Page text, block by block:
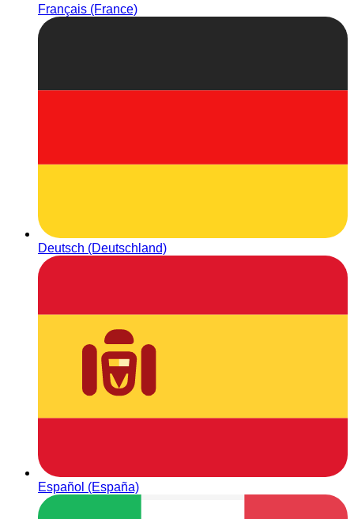
Français (France)
Deutsch (Deutschland)
Español (España)